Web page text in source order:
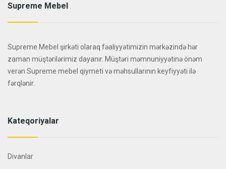
Supreme Mebel
Supreme Mebel şirkəti olaraq fəaliyyətimizin mərkəzində hər
zaman müştərilərimiz dayanır. Müştəri məmnuniyyətinə önəm
verən Supreme mebel qiymeti və məhsullarının keyfiyyəti ilə
fərqlənir.
Kateqoriyalar
Divanlar